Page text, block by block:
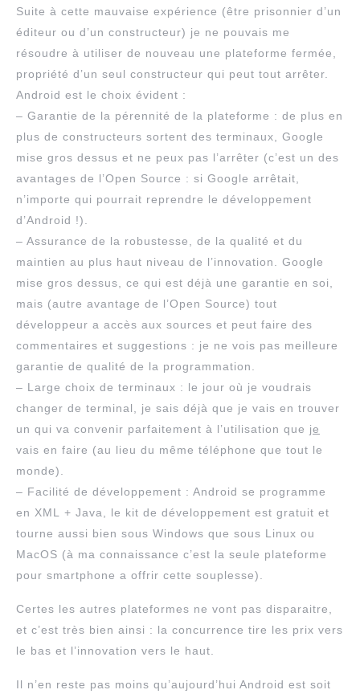
Suite à cette mauvaise expérience (être prisonnier d’un
éditeur ou d’un constructeur) je ne pouvais me
résoudre à utiliser de nouveau une plateforme fermée,
propriété d’un seul constructeur qui peut tout arrêter.
Android est le choix évident :
– Garantie de la pérennité de la plateforme : de plus en
plus de constructeurs sortent des terminaux, Google
mise gros dessus et ne peux pas l’arrêter (c’est un des
avantages de l’Open Source : si Google arrêtait,
n’importe qui pourrait reprendre le développement
d’Android !).
– Assurance de la robustesse, de la qualité et du
maintien au plus haut niveau de l’innovation. Google
mise gros dessus, ce qui est déjà une garantie en soi,
mais (autre avantage de l’Open Source) tout
développeur a accès aux sources et peut faire des
commentaires et suggestions : je ne vois pas meilleure
garantie de qualité de la programmation.
– Large choix de terminaux : le jour où je voudrais
changer de terminal, je sais déjà que je vais en trouver
un qui va convenir parfaitement à l’utilisation que je
vais en faire (au lieu du même téléphone que tout le
monde).
– Facilité de développement : Android se programme
en XML + Java, le kit de développement est gratuit et
tourne aussi bien sous Windows que sous Linux ou
MacOS (à ma connaissance c’est la seule plateforme
pour smartphone a offrir cette souplesse).
Certes les autres plateformes ne vont pas disparaitre,
et c’est très bien ainsi : la concurrence tire les prix vers
le bas et l’innovation vers le haut.
Il n’en reste pas moins qu’aujourd’hui Android est soit